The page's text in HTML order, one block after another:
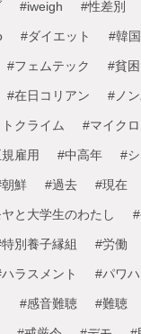
#iweigh #性差別
#ダイエット #韓国
#フェムテック #貧困
#在日コリアン #ノ
クライム #マイク
雇用 #中高年 #
鮮 #過去 #現在
と大学生のわたし
別養子縁組 #労働
ラスメント #パワハ
#感音難聴 #難聴